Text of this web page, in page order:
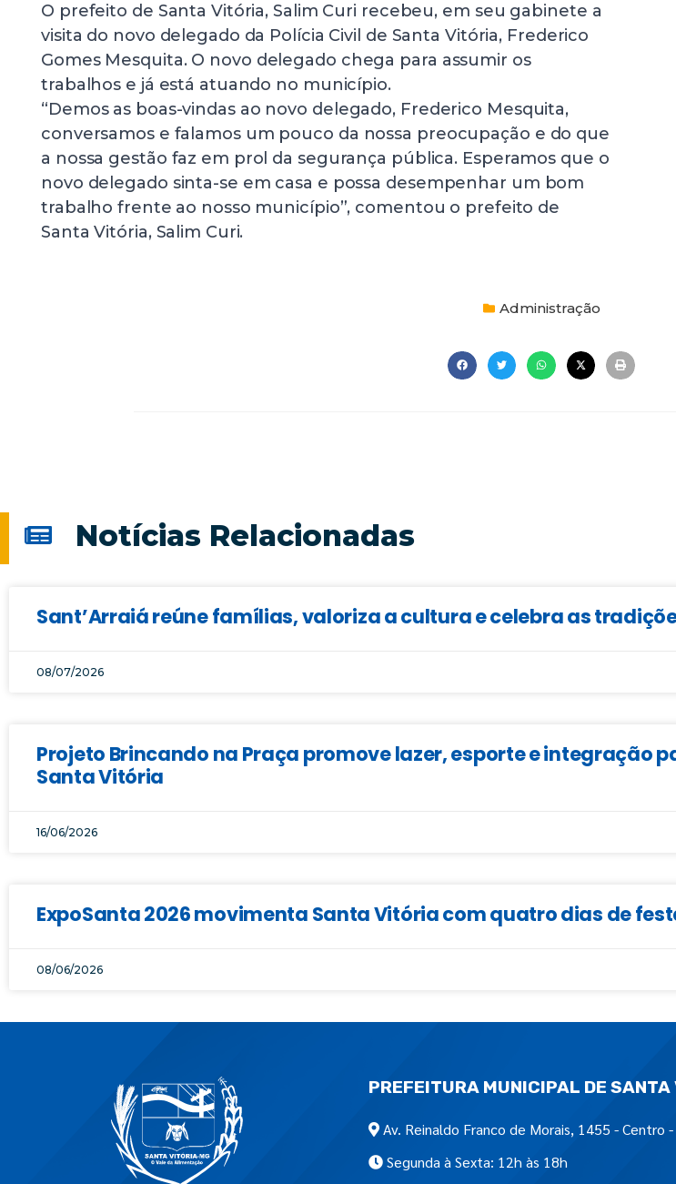
O prefeito de Santa Vitória, Salim Curi recebeu, em seu gabinete a
visita do novo delegado da Polícia Civil de Santa Vitória, Frederico
Gomes Mesquita. O novo delegado chega para assumir os
trabalhos e já está atuando no município.
“Demos as boas-vindas ao novo delegado, Frederico Mesquita,
conversamos e falamos um pouco da nossa preocupação e do que
a nossa gestão faz em prol da segurança pública. Esperamos que o
novo delegado sinta-se em casa e possa desempenhar um bom
trabalho frente ao nosso município”, comentou o prefeito de
Santa Vitória, Salim Curi.
Administração
Notícias Relacionadas
Sant’Arraiá reúne famílias, valoriza a cultura e celebra as
08/07/2026
Projeto Brincando na Praça promove lazer, esporte e integração
Santa Vitória
16/06/2026
ExpoSanta 2026 movimenta Santa Vitória com quatro dias de
08/06/2026
PREFEITURA MUNICIPAL DE SANTA
Av. Reinaldo Franco de Morais, 1455 - Centro
Segunda à Sexta: 12h às 18h